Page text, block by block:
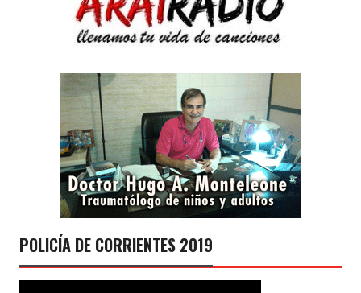
POLICÍA DE CORRIENTES 2019